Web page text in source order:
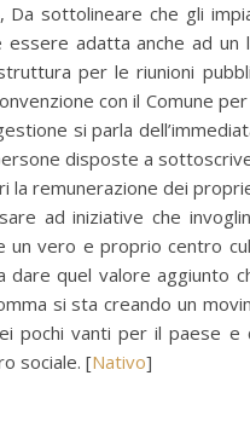
Da sottolineare che gli
essere adatta anche ad
per le riunioni
con il Comune
si parla
disposte a
la remunerazione dei
ad iniziative che
un vero e proprio centro
quel valore aggiunto
si sta creando un
pochi vanti per il paese e
sociale. [Nativo]